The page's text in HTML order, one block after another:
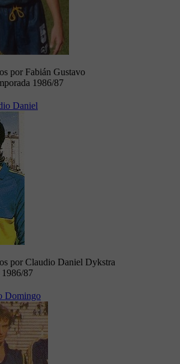
por Fabián Gustavo
1986/87
Daniel
por Claudio Daniel Dykstra
1986/87
Domingo